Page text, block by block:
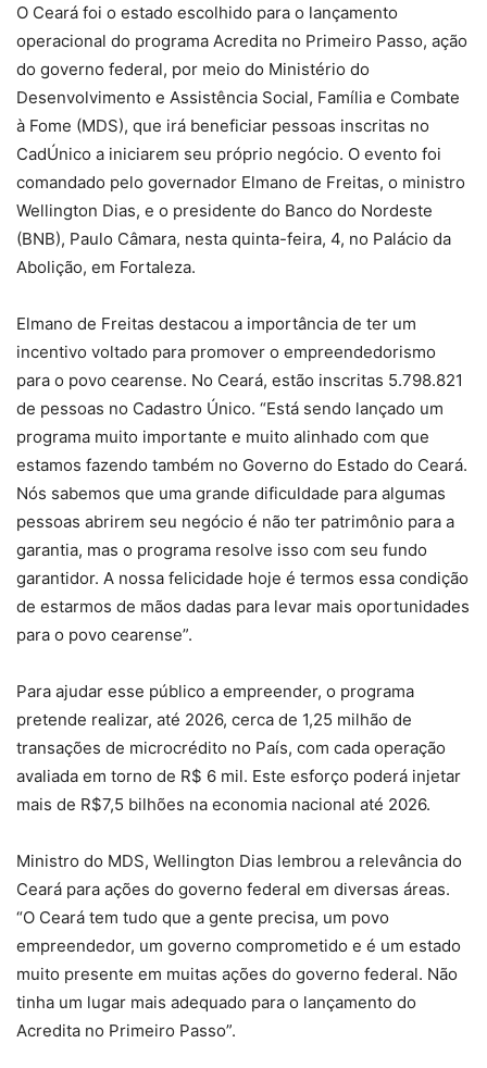
O Ceará foi o estado escolhido para o lançamento
operacional do programa Acredita no Primeiro Passo, ação
do governo federal, por meio do Ministério do
Desenvolvimento e Assistência Social, Família e Combate
à Fome (MDS), que irá beneficiar pessoas inscritas no
CadÚnico a iniciarem seu próprio negócio. O evento foi
comandado pelo governador Elmano de Freitas, o ministro
Wellington Dias, e o presidente do Banco do Nordeste
(BNB), Paulo Câmara, nesta quinta-feira, 4, no Palácio da
Abolição, em Fortaleza.
Elmano de Freitas destacou a importância de ter um
incentivo voltado para promover o empreendedorismo
para o povo cearense. No Ceará, estão inscritas 5.798.821
de pessoas no Cadastro Único. “Está sendo lançado um
programa muito importante e muito alinhado com que
estamos fazendo também no Governo do Estado do Ceará.
Nós sabemos que uma grande dificuldade para algumas
pessoas abrirem seu negócio é não ter patrimônio para a
garantia, mas o programa resolve isso com seu fundo
garantidor. A nossa felicidade hoje é termos essa condição
de estarmos de mãos dadas para levar mais oportunidades
para o povo cearense”.
Para ajudar esse público a empreender, o programa
pretende realizar, até 2026, cerca de 1,25 milhão de
transações de microcrédito no País, com cada operação
avaliada em torno de R$ 6 mil. Este esforço poderá injetar
mais de R$7,5 bilhões na economia nacional até 2026.
Ministro do MDS, Wellington Dias lembrou a relevância do
Ceará para ações do governo federal em diversas áreas.
“O Ceará tem tudo que a gente precisa, um povo
empreendedor, um governo comprometido e é um estado
muito presente em muitas ações do governo federal. Não
tinha um lugar mais adequado para o lançamento do
Acredita no Primeiro Passo”.